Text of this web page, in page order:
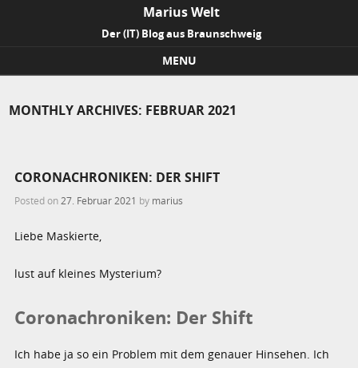
Marius Welt
Der (IT) Blog aus Braunschweig
MENU
MONTHLY ARCHIVES: FEBRUAR 2021
CORONACHRONIKEN: DER SHIFT
Posted on 27. Februar 2021 by marius
Liebe Maskierte,
lust auf kleines Mysterium?
Coronachroniken: Der Shift
Ich habe ja so ein Problem mit dem genauer Hinsehen. Ich